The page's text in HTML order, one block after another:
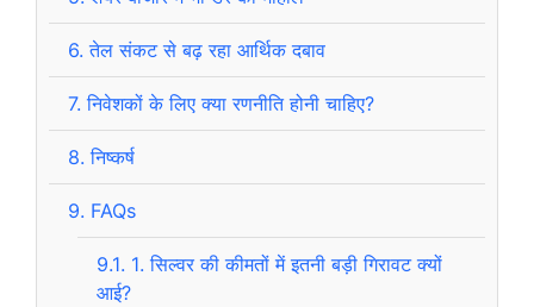
6. तेल संकट से बढ़ रहा आर्थिक दबाव
7. निवेशकों के लिए क्या रणनीति होनी चाहिए?
8. निष्कर्ष
9. FAQs
9.1. 1. सिल्वर की कीमतों में इतनी बड़ी गिरावट क्यों
आई?